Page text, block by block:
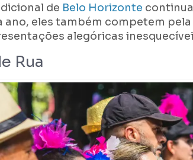
de Belo Horizonte
ano, eles também competem
alegóricas
Rua